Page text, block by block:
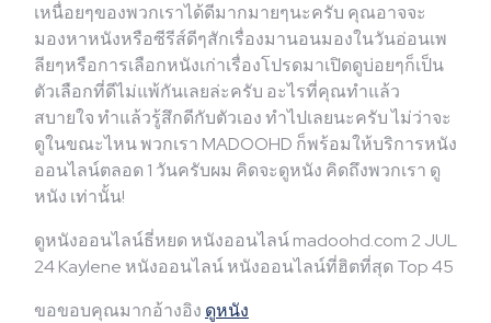
เหนื่อยๆของพวกเราได้ดีมากมายๆนะครับ คุณอาจจะ
มองหาหนังหรือซีรีส์ดีๆสักเรื่องมานอนมองในวันอ่อนเพ
ลียๆหรือการเลือกหนังเก่าเรื่องโปรดมาเปิดดูบ่อยๆก็เป็น
ตัวเลือกที่ดีไม่แพ้กันเลยล่ะครับ อะไรที่คุณทำแล้ว
สบายใจ ทำแล้วรู้สึกดีกับตัวเอง ทำไปเลยนะครับ ไม่ว่าจะ
ดูในขณะไหน พวกเรา MADOOHD ก็พร้อมให้บริการหนัง
ออนไลน์ตลอด 1 วันครับผม คิดจะดูหนัง คิดถึงพวกเรา ดู
หนัง เท่านั้น!
ดูหนังออนไลน์ธี่หยด หนังออนไลน์ madoohd.com 2 JUL
24 Kaylene หนังออนไลน์ หนังออนไลน์ที่ฮิตที่สุด Top 45
ขอขอบคุณมากอ้างอิง ดูหนัง